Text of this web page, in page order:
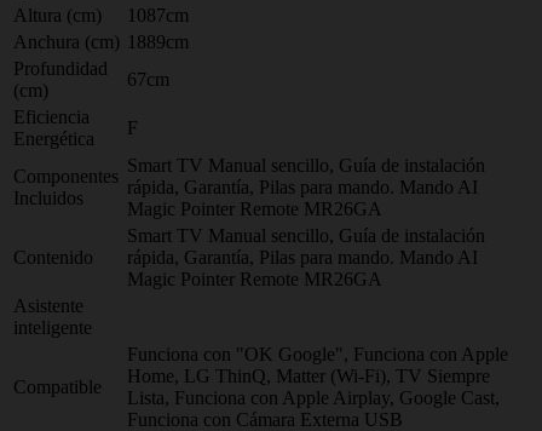
Altura (cm)
1087cm
Anchura (cm) 1889cm
Profundidad
(cm)
67cm
Eficiencia
Energética
F
Componentes
Incluidos
Smart TV Manual sencillo, Guía de instalación
rápida, Garantía, Pilas para mando. Mando AI
Magic Pointer Remote MR26GA
Contenido
Smart TV Manual sencillo, Guía de instalación
rápida, Garantía, Pilas para mando. Mando AI
Magic Pointer Remote MR26GA
Asistente
inteligente
Compatible
Funciona con "OK Google", Funciona con Apple
Home, LG ThinQ, Matter (Wi-Fi), TV Siempre
Lista, Funciona con Apple Airplay, Google Cast,
Funciona con Cámara Externa USB